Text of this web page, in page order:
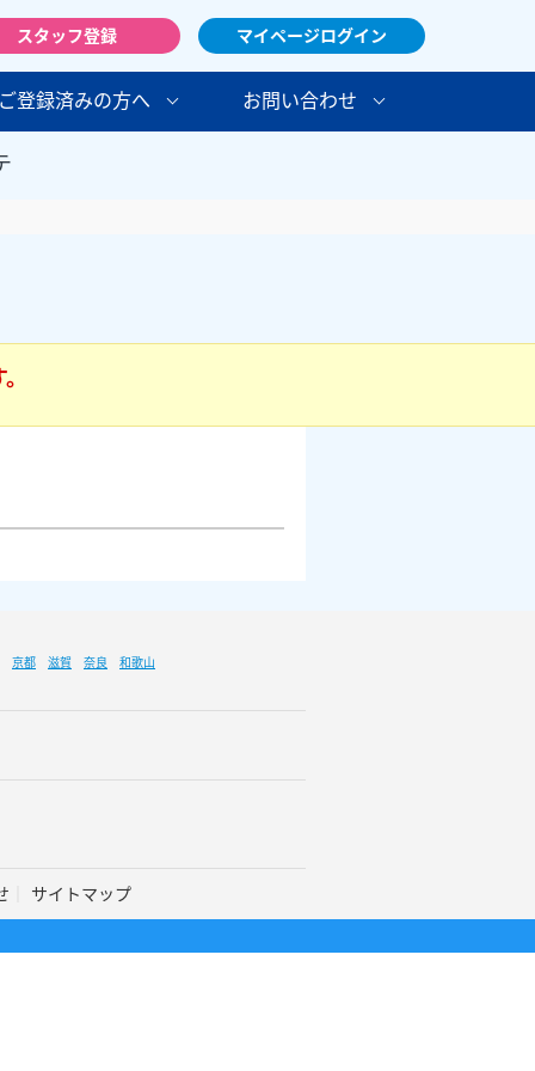
スタッフ登録 マイページログイン
登録済みの方へ お問い合わせ
京都 滋賀 奈良 和歌山
サイトマップ